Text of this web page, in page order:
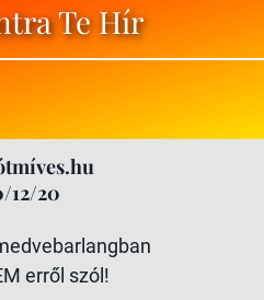
Te Hír
12/20
erről szól!